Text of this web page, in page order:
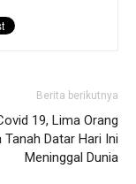
Berita berikutnya
19, Lima Orang
Tanah Datar Hari Ini
Meninggal Dunia